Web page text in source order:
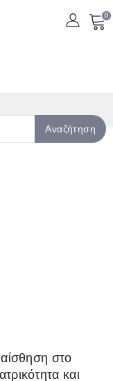
0
Αναζήτηση
στο
και